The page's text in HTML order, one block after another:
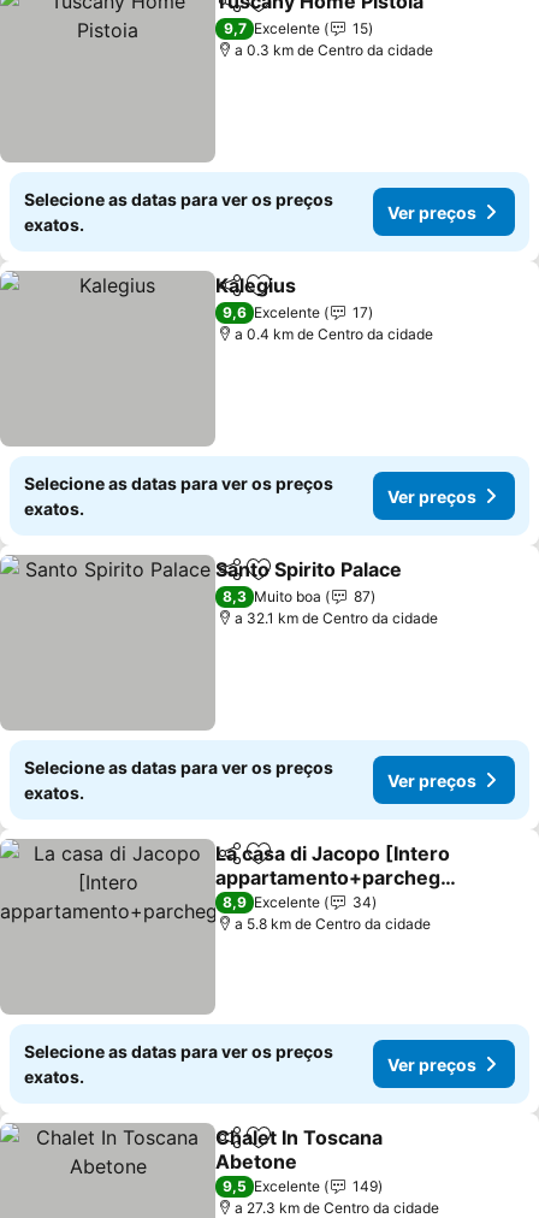
PartilharAdicionar aos favoritos
9,7 Excelente
15
a 0.3 km de Centro da cidade
Selecione as datas para ver os preços
exatos.
Ver preços
PartilharAdicionar aos favoritos
Kalegius
9,6 Excelente
17
a 0.4 km de Centro da cidade
Selecione as datas para ver os preços
exatos.
Ver preços
PartilharAdicionar aos favoritos
Santo Spirito Palace
8,3 Muito boa
87
a 32.1 km de Centro da cidade
Selecione as datas para ver os preços
exatos.
Ver preços
PartilharAdicionar aos favoritos
La casa di Jacopo [Intero
appartamento+parcheggi
o]
Ver preços
8,9 Excelente
34
a 5.8 km de Centro da cidade
Selecione as datas para ver os preços
exatos.
Ver preços
PartilharAdicionar aos favoritos
Chalet In Toscana
Abetone
Ver preços
9,5 Excelente
149
a 27.3 km de Centro da cidade